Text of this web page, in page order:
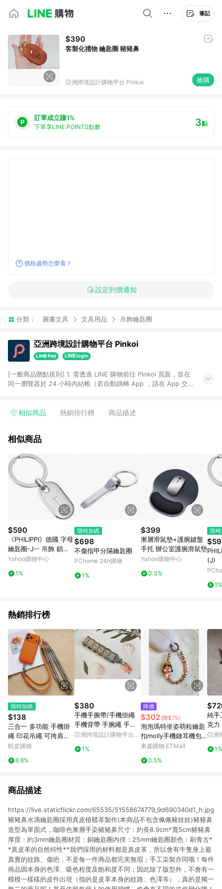
筆記
$390
客製化禮物 鑰匙圈 豬豬鼻
亞洲跨境設計購物平台 Pinkoi 搶購
訂單成立賺1%
下單享LINE POINTS點數 3點
價格趨勢怎麼看？
設定到價通知
分類： 圖書文具 文具用品 吊飾鑰匙圈
亞洲跨境設計購物平台 Pinkoi
[一般商品贈點規則] 1. 需透過 LINE 購物前往 Pinkoi 頁面，並在
同一瀏覽器於 24 小時內結帳（若自動跳轉 App ，請在 App 交
回饋訂單不得享有 Pinkoi 站方優惠，例如首購優惠，P coins，
行為，不具贈點資格，部分退款不在此限。 6. APP 請更新至
貨後 45 天後發送。 8. 群眾募資商品，禮物卡，開館保證金，補
運費，攤位費等不具贈點資格。 9. LINE 購物站上之商品規格、
顏色、價位、贈品如與 Pinkoi 商品資訊頁及購物車不符，以
Pinkoi 購物商品資訊頁及購物車標示為準。 10. 點數紅包使用規
則請以點數紅包活動說明為準。 11. 若於 LINE 購物前往 Pinkoi
頁面後才首次下載 Pinkoi APP 並完成訂單，不符合導購資格；承
上，首次下載 Pinkoi APP 後，需透過 LINE 購物前往 Pinkoi 頁
面，方享導購資格。
相似商品 熱銷排行榜 商品描述
相似商品
$590
《PHILIPPI》德國 字母
鑰匙圈-J-- 吊飾 鎖匙
圈
Yahoo購物中心
1%
限時加碼
$698
不傷指甲分隔鑰匙圈
PChome 24h購物
1%
$399
漸層滑鼠墊+護腕鍵盤
手托 辦公室護腕滑鼠墊
Yahoo購物中心
0.3%
限
(J)
1%
熱銷排行榜
限時加碼
$138
三合一 多功能 手機掛
繩 印花吊繩 可挎肩繩
可手繩 可掛鑰匙 防丟
蝦皮購物
8.8%
$380
手機手腕帶/手機掛繩
手機背帶 手腕繩 手機
繩 背繩 吊飾 吊繩
亞洲跨境設計購物平台
1%
降價
$302 (降$75)
泡泡瑪特坐姿萌粒鑰匙
扣molly手機鏈耳機包
包汽車掛件可愛小禮物
東森購物 ETMall
0.5%
純手
克力
k
亞洲
1%
商品描述
https://live.staticflickr.com/65535/51558674779_9d690340d1_h.jpg
豬豬鼻水滴鑰匙圈採用真皮植鞣革製作(本商品不包含佩佩豬娃娃)豬豬鼻
造型為單面式，咖啡色漸層手染豬豬鼻尺寸：約長8.9cm*寬5cm豬豬鼻
厚度：約3mm鑰匙圈材質：銅鑰匙圈內徑：25mm鑰匙圈顏色：刷青古*
*真皮革的自然特性**我們採用的材料都是真皮革，所以會有牛隻身上最
真實的紋路、傷疤，不是每一件商品都完美無瑕；手工染製亦同哦！每件
商品因本身的色澤、吸色程度及飽和度不同；因此除了版型外，不會有一
模模一樣樣的皮件出現（指的是皮革本身的紋路、色澤等），真的是獨一